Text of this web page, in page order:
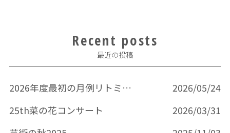
Recent posts
最近の投稿
2026年度最初の月例リトミック
2026/05/24
25th菜の花コンサート
2026/03/31